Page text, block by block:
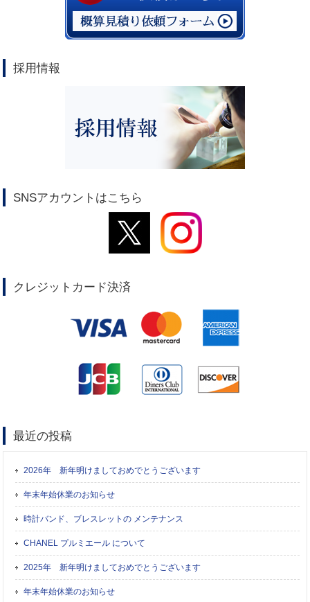
採用情報
SNSアカウントはこちら
クレジットカード決済
最近の投稿
2026年 新年明けましておめでとうございます
年末年始休業のお知らせ
時計バンド、ブレスレットの メンテナンス
CHANEL プルミエール について
2025年 新年明けましておめでとうございます
年末年始休業のお知らせ